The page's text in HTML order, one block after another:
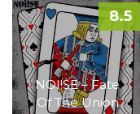
NOI!SE – Fate
Of The Union
8.5